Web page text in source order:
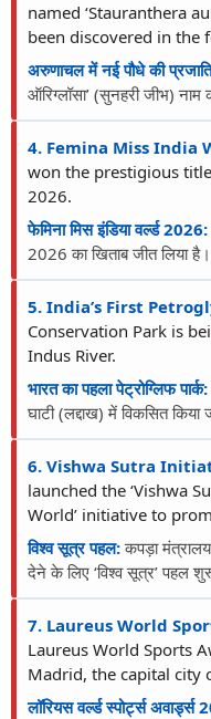
named ‘Stauranthera
been discovered in the
अरुणाचल में नई पौधे की
ऑरिग्लॉसा’ (सुनहरी जीभ) नाम
4. Femina Miss India
won the prestigious
2026.
फेमिना मिस इंडिया वर्ल्ड 2026:
2026 का खिताब जीत लिया है।
5. India’s First
Conservation Park is
Indus River.
भारत का पहला पेट्रोग्लिफ पार्क:
घाटी (लद्दाख) में विकसित किया
6. Vishwa Sutra
launched the ‘Vishwa
World’ initiative to
विश्व सूत्र पहल:कपड़ा मंत्रालय
देने के लिए ‘विश्व सूत्र’ पहल
7. Laureus World
Laureus World Sports
Madrid, the capital city
लॉरियस वर्ल्ड स्पोर्ट्स अवार्ड्स